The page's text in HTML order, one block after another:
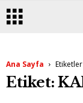
Ana Sayfa Etiketler
Etiket: